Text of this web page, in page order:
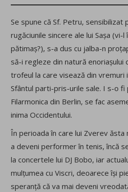
Se spune că Sf. Petru, sensibilizat
rugăciunile sincere ale lui Sașa (vi-
pătimaș?), s-a dus cu jalba-n
să-i regleze din natură enoriașului
trofeul la care visează din vremuri
Sfântul parti-pris-urile sale. I s-o fi
Filarmonica din Berlin, se fac
inima Occidentului.
În perioada în care lui Zverev ăsta
a deveni performer în tenis, încă
la concertele lui DJ Bobo, iar
mulțumea cu Viscri, deoarece își
speranță că va mai deveni